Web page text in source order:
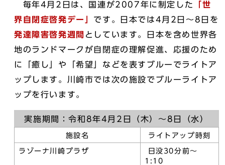
毎年4月2日は、国連が2007年に制定した
「世
界自閉症啓発デー」 です。日本では4月2日～8日を
発達障害啓発週間 としています。日本を含め世界各
地のランドマークが自閉症の理解促進、応援のため
に「癒し」や「希望」などを表すブルーでライトア
ップします。川崎市では次の施設でブルーライトア
ップを行います。
実施期間：令和8年4月2日（木）～8日（水）
施設名 ライトアップ時刻
ラゾーナ川崎プラザ
日没30分前～
1:10